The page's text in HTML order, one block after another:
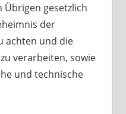
Übrigen gesetzlich
der
achten und die
verarbeiten, sowie
und technische